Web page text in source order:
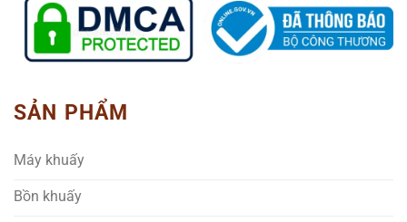
SẢN PHẨM
Máy khuấy
Bồn khuấy